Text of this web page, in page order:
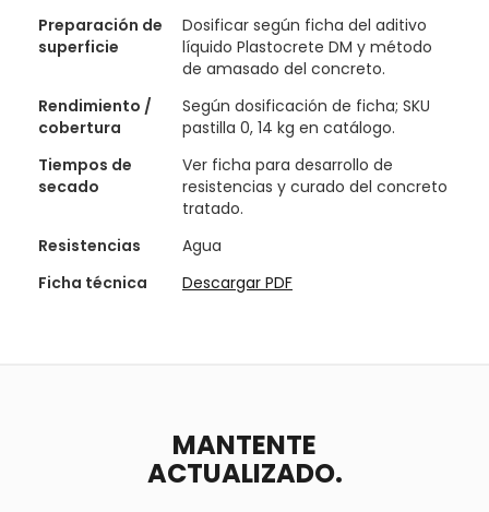
Preparación de
superficie
Dosificar según ficha del aditivo
líquido Plastocrete DM y método
de amasado del concreto.
Rendimiento /
cobertura
Según dosificación de ficha; SKU
pastilla 0, 14 kg en catálogo.
Tiempos de
secado
Ver ficha para desarrollo de
resistencias y curado del concreto
tratado.
Resistencias
Agua
Ficha técnica
Descargar PDF
MANTENTE
ACTUALIZADO.